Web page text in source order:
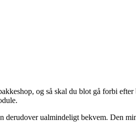
og så skal du blot gå forbi efter
derudover ualmindeligt bekvem. Den